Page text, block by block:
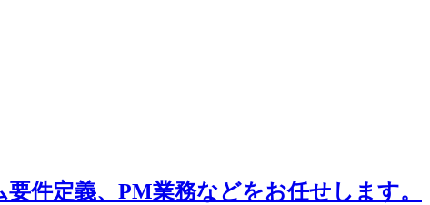
件定義、PM業務などをお任せします。